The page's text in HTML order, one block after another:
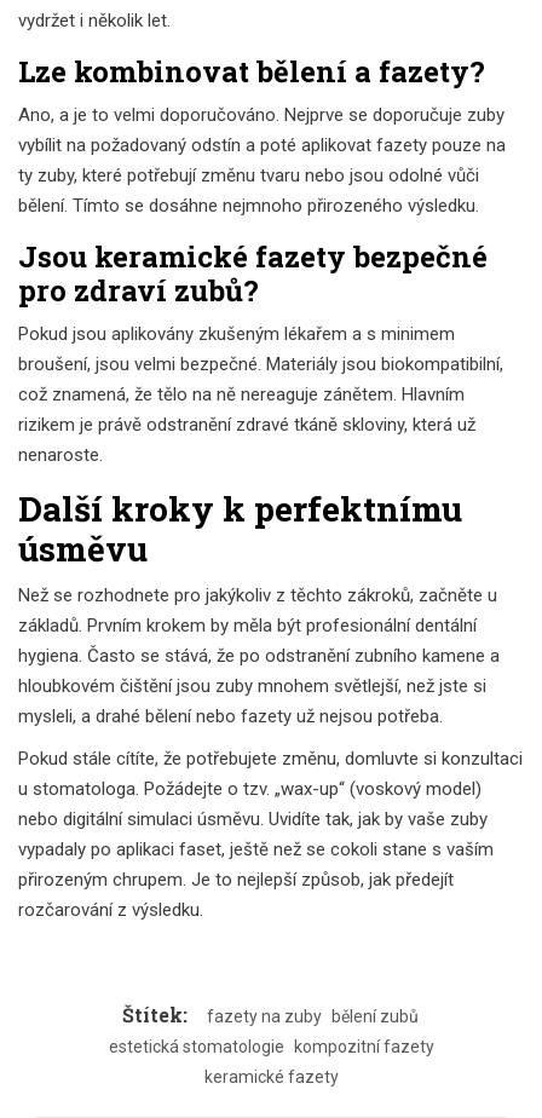
vydržet i několik let.
Lze kombinovat bělení a fazety?
Ano, a je to velmi doporučováno. Nejprve se doporučuje zuby
vybílit na požadovaný odstín a poté aplikovat fazety pouze na
ty zuby, které potřebují změnu tvaru nebo jsou odolné vůči
bělení. Tímto se dosáhne nejmnoho přirozeného výsledku.
Jsou keramické fazety bezpečné
pro zdraví zubů?
Pokud jsou aplikovány zkušeným lékařem a s minimem
broušení, jsou velmi bezpečné. Materiály jsou biokompatibilní,
což znamená, že tělo na ně nereaguje zánětem. Hlavním
rizikem je právě odstranění zdravé tkáně skloviny, která už
nenaroste.
Další kroky k perfektnímu
úsměvu
Než se rozhodnete pro jakýkoliv z těchto zákroků, začněte u
základů. Prvním krokem by měla být profesionální dentální
hygiena. Často se stává, že po odstranění zubního kamene a
hloubkovém čištění jsou zuby mnohem světlejší, než jste si
mysleli, a drahé bělení nebo fazety už nejsou potřeba.
Pokud stále cítíte, že potřebujete změnu, domluvte si konzultaci
u stomatologa. Požádejte o tzv. „wax-up“ (voskový model)
nebo digitální simulaci úsměvu. Uvidíte tak, jak by vaše zuby
vypadaly po aplikaci faset, ještě než se cokoli stane s vaším
přirozeným chrupem. Je to nejlepší způsob, jak předejít
rozčarování z výsledku.
Štítek: fazety na zuby
bělení zubů
estetická stomatologie
kompozitní fazety
keramické fazety